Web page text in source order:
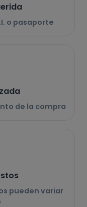
o pasaporte
de la compra
pueden variar